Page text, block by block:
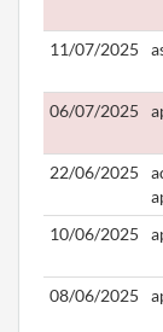
11/07/2025
06/07/2025
22/06/2025
10/06/2025
08/06/2025